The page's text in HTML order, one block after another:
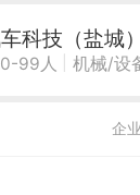
科技（盐城
99人 机械/设
企